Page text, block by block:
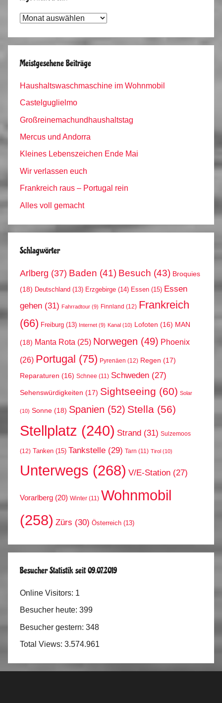
Tagebuch
Meistgesehene Beiträge
Haushaltswaschmaschine im Wohnmobil
Castelguglielmo
Großreinemachundhaushaltstag
Mercus und Andorra
Kleines Lebenszeichen Ende Mai
Wir verlassen euch
Frankreich raus – Portugal rein
Alles voll gemacht
Schlagwörter
Arlberg (37) Baden (41) Besuch (43) Broquies
(18) Deutschland (13) Erzgebirge (14) Essen (15) Essen
gehen (31) Fahrradtour (9) Finnland (12) Frankreich
(66) Freiburg (13) Internet (9) Kanal (10) Lofoten (16) MAN
(18) Manta Rota (25) Norwegen (49) Phoenix
(26) Portugal (75) Pyrenäen (12) Regen (17)
Reparaturen (16) Schnee (11) Schweden (27)
Sehenswürdigkeiten (17) Sightseeing (60) Solar
(10) Sonne (18) Spanien (52) Stella (56)
Stellplatz (240) Strand (31) Sulzemoos
(12) Tanken (15) Tankstelle (29) Tarn (11) Tirol (10)
Unterwegs (268) V/E-Station (27)
Vorarlberg (20) Winter (11) Wohnmobil
(258) Zürs (30) Österreich (13)
Besucher Statistik seit 09.07.2019
Online Visitors: 1
Besucher heute: 399
Besucher gestern: 348
Total Views: 3.574.961